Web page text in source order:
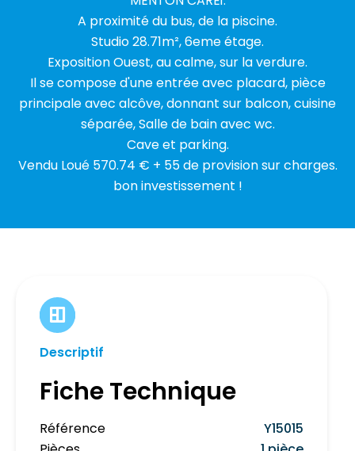
A proximité du bus, de la piscine.
Studio 28.71m², 6eme étage.
Exposition Ouest, au calme, sur la verdure.
Il se compose d'une entrée avec placard, pièce
principale avec alcôve, donnant sur balcon, cuisine
séparée, Salle de bain avec wc.
Cave et parking.
Vendu Loué 570.74 € + 55 de provision sur charges.
bon investissement !
Descriptif
Fiche Technique
Référence
Y15015